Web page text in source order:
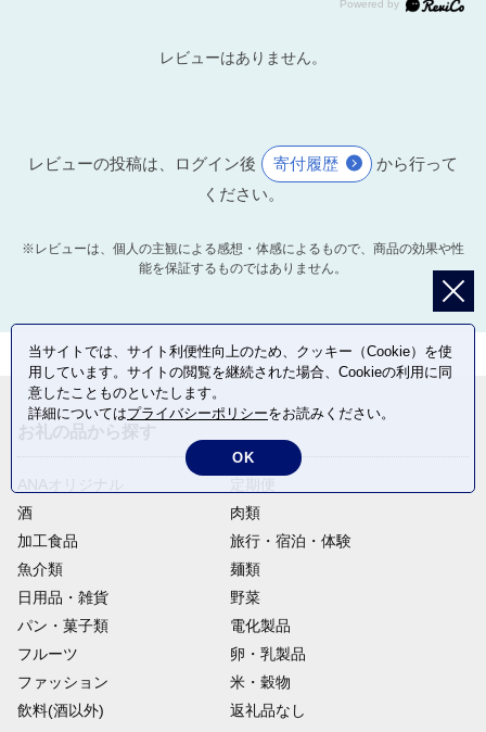
レビューはありません。
レビューの投稿は、ログイン後 寄付履歴
から行って
ください。
※レビューは、個人の主観による感想・体感によるもので、商品の効果や性
能を保証するものではありません。
酒
肉類
加工食品
旅行・宿泊・体験
魚介類
麺類
日用品・雑貨
野菜
パン・菓子類
電化製品
フルーツ
卵・乳製品
ファッション
米・穀物
飲料(酒以外)
返礼品なし
当サイトでは、サイト利便性向上のため、クッキー（Cookie）を使
用しています。サイトの閲覧を継続された場合、Cookieの利用に同
意したことものといたします。
詳細についてはプライバシーポリシーをお読みください。
OK